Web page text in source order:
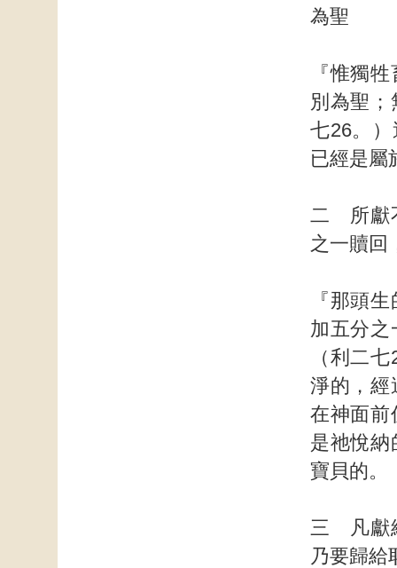
為聖
『惟獨
別為聖
七26。
已經是屬
二 所獻
之一贖回
『那頭
加五分之
（利二
淨的，經
在神面前
是祂悅納
寶貝的。
三 凡獻
乃要歸給